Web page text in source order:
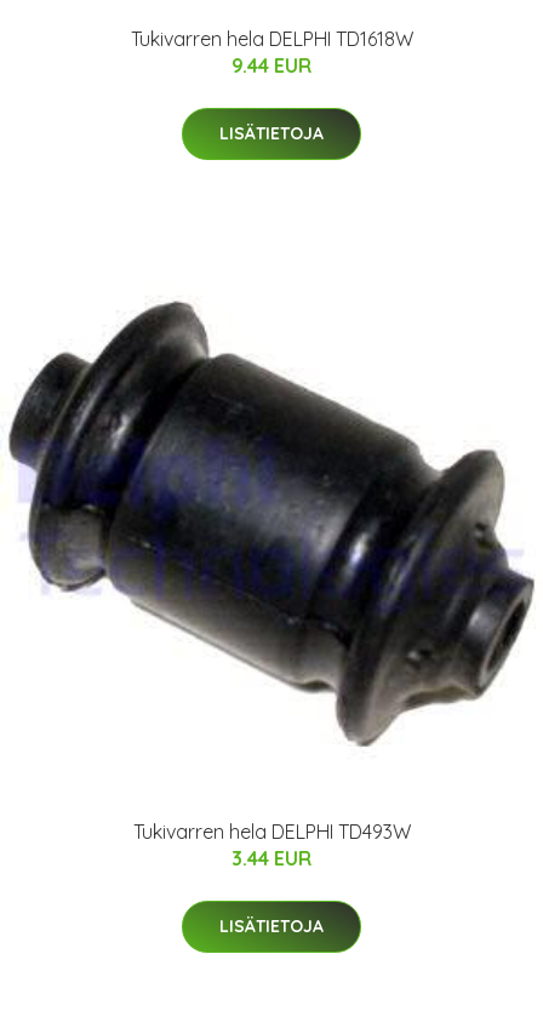
Tukivarren hela DELPHI TD1618W
9.44 EUR
LISÄTIETOJA
Tukivarren hela DELPHI TD493W
3.44 EUR
LISÄTIETOJA